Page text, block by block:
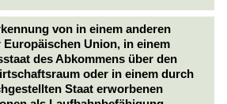
von in einem anderen
Europäischen Union, in einem
des Abkommens über den
oder in einem durch
Staat erworbenen